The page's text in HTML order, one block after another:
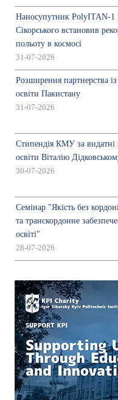
Наносупутник PolyITAN-1
Сікорського встановив
польоту в космосі
31-07-2026
Розширення партнерства
освіти Пакистану
31-07-2026
Стипендія КМУ за видатні
освіти Віталію
30-07-2026
Семінар "Якість без
та транскордонне
освіті"
28-07-2026